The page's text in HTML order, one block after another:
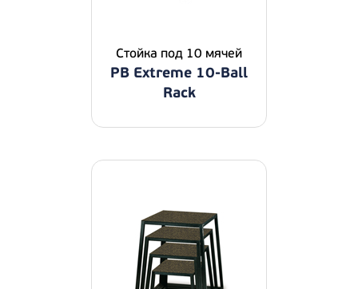
Стойка под 10 мячей
PB Extreme 10-Ball
Rack